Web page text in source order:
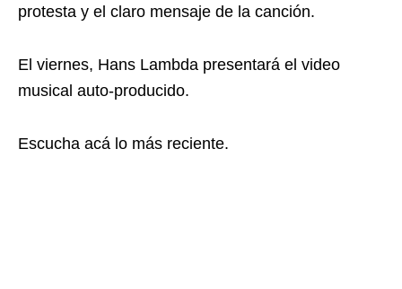
protesta y el claro mensaje de la canción.
El viernes, Hans Lambda presentará el video
musical auto-producido.
Escucha acá lo más reciente.